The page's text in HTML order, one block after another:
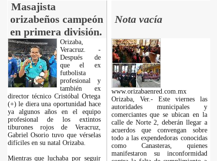
Masajista
orizabeños campeón
en primera división.
Nota vacía
Orizaba,
Veracruz. -
Después de
que el ex
futbolista
profesional y
también ex
director técnico Cristóbal Ortega
(+) le diera una oportunidad hace
ya algunos años en el equipo
profesional de los extintos
tiburones rojos de Veracruz,
Gabriel Osorio tuvo que vérselas
difíciles en su natal Orizaba.
Mientras que luchaba por seguir
www.orizabaenred.com.mx
Orizaba, Ver.- Este viernes las
autoridades municipales y
comerciantes que se ubican en la
calle de Norte 2, deberán llegar a
acuerdos que convengan sobre
todo a las expendedoras conocidas
como Canasteras, quienes
manifestaron su inconformidad